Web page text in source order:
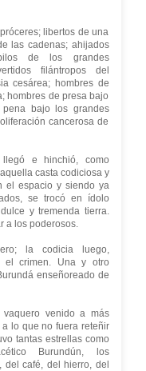
libertos de una
las cadenas; ahijados
de los grandes
filántropos del
cesárea; hombres de
hombres de presa bajo
pena bajo los grandes
cancerosa de
llegó e hinchió, como
casta codiciosa y
el espacio y siendo ya
se trocó en ídolo
y tremenda tierra.
a los poderosos.
la codicia luego,
el crimen. Una y otro
enseñoreado de
venido a más
lo que no fuera reteñir
tantas estrellas como
Burundún, los
del café, del hierro, del